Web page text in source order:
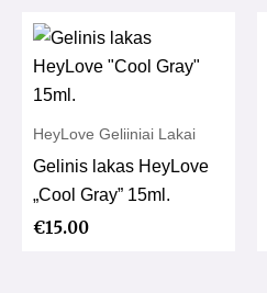
HeyLove Geliiniai Lakai
Gelinis lakas HeyLove
„Cool Gray” 15ml.
€15.00